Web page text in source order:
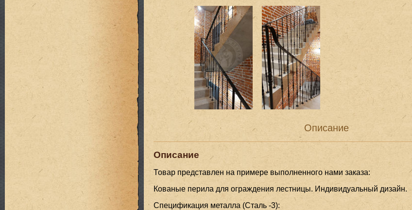
Описание
Описание
Товар представлен на примере выполненного нами заказа:
Кованые перила для ограждения лестницы. Индивидуальный дизайн.
Спецификация металла (Сталь -3):